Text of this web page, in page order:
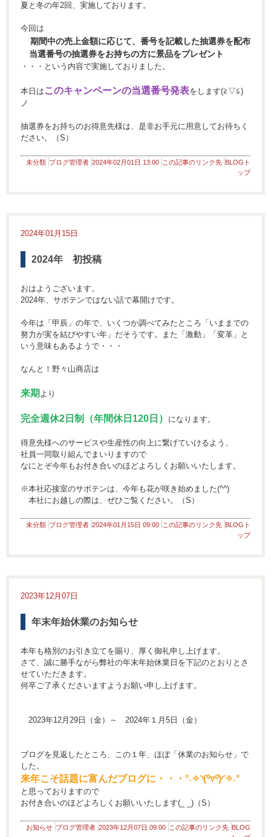
夏と冬の年2回、実施しております。
今回は
期間中の売上金額に応じて、番号を記載した抽選券を配布
当選番号の抽選券をお持ちの方に景品をプレゼント
・・・という内容で実施しておりました。
本日は このキャンペーンの当選番号発表をします(≧▽≦)
ノ
抽選券をお持ちのお得意先様は、是非お手元に用意してお待ちく
ださい。（S）
未分類 ブログ管理者 2024年02月01日 13:00 この記事のリンク先 BLOGト
ップ
2024年01月15日
2024年 初投稿
おはようございます。
2024年、サボテンではない話で幕開けです。
今年は「甲辰」の年で、いくつか調べてみたところ「いままでの
努力が実を結びやすい年」だそうです。また「激動」「変革」と
いう意味もあるようで・・・
なんと！野々山商店は
来期 より
完全週休2日制（年間休日120日） になります。
得意先様へのサービスや生産性の向上に繋げていけるよう、
社員一同取り組んでまいりますので
なにとぞ今年もお付き合いのほどよろしくお願いいたします。
※本社応接室のサボテンは、今年も花が咲き始めました(^^)
本社にお越しの際は、ぜひご覧ください。（S）
未分類 ブログ管理者 2024年01月15日 09:00 この記事のリンク先 BLOGト
ップ
2023年12月07日
年末年始休業のお知らせ
本年も格別のお引き立てを賜り、厚く御礼申し上げます。
さて、誠に勝手ながら弊社の年末年始休業日を下記のとおりとさ
せていただきます。
何卒ご了承くださいますようお願い申し上げます。
2023年12月29日（金）～ 2024年１月5日（金）
ブログを見返したところ、この１年、ほぼ「休業のお知らせ」で
した。
来年こそ話題に富んだブログに・・・°˖✧◝(⁰▿⁰)◜✧˖°
と思っておりますので
お付き合いのほどよろしくお願いいたします(_ _)（S）
お知らせ ブログ管理者 2023年12月07日 09:00 この記事のリンク先 BLOG